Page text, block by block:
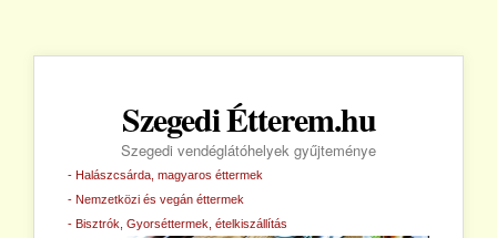
Szegedi Étterem.hu
Szegedi vendéglátóhelyek gyűjteménye
- Halászcsárda, magyaros éttermek
- Nemzetközi és vegán éttermek
- Bisztrók, Gyorséttermek, ételkiszállítás